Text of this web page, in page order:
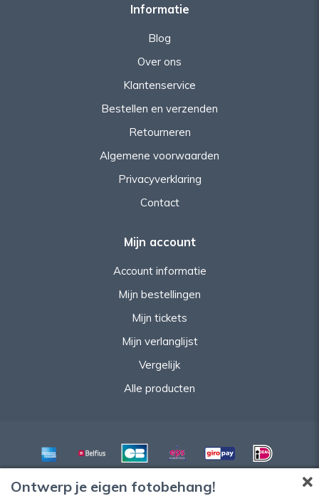
Informatie
Blog
Over ons
Klantenservice
Bestellen en verzenden
Retourneren
Algemene voorwaarden
Privacyverklaring
Contact
Mijn account
Account informatie
Mijn bestellingen
Mijn tickets
Mijn verlanglijst
Vergelijk
Alle producten
Ontwerp je eigen fotobehang!